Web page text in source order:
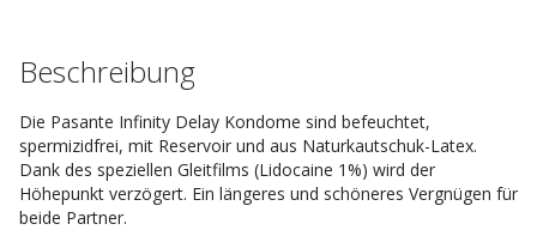
Beschreibung
Die Pasante Infinity Delay Kondome sind befeuchtet,
spermizidfrei, mit Reservoir und aus Naturkautschuk-Latex.
Dank des speziellen Gleitfilms (Lidocaine 1%) wird der
Höhepunkt verzögert. Ein längeres und schöneres Vergnügen für
beide Partner.